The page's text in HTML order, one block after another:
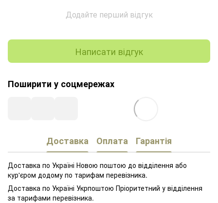
Додайте перший відгук
Написати відгук
Поширити у соцмережах
Доставка Оплата Гарантія
Доставка по Україні Новою поштою до відділення або
кур'єром додому по тарифам перевізника.
Доставка по Україні Укрпоштою Пріоритетний у відділення
за тарифами перевізника.